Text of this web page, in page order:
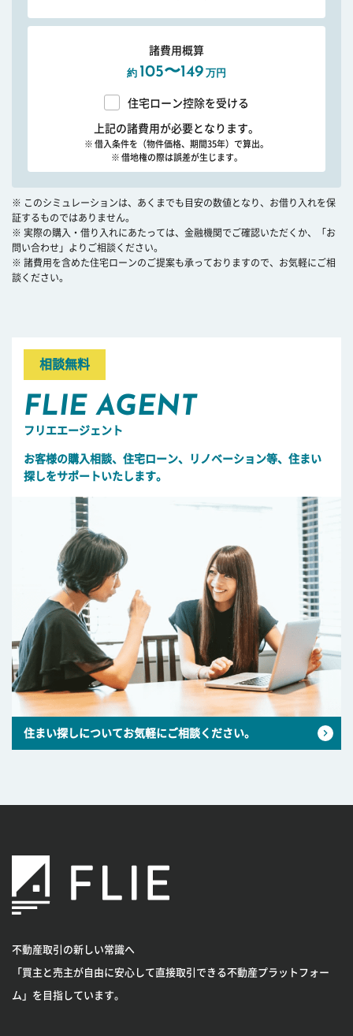
諸費用概算
約 105〜149 万円
住宅ローン控除を受ける
上記の諸費用が必要となります。
※ 借入条件を（物件価格、期間35年）で算出。
※ 借地権の際は誤差が生じます。
※ このシミュレーションは、あくまでも目安の数値となり、お借り入れを保
証するものではありません。
※ 実際の購入・借り入れにあたっては、金融機関でご確認いただくか、「お
問い合わせ」よりご相談ください。
※ 諸費用を含めた住宅ローンのご提案も承っておりますので、お気軽にご相
談ください。
相談無料
FLIE AGENT
フリエエージェント
お客様の購入相談、住宅ローン、リノベーション等、住まい
探しをサポートいたします。
住まい探しについてお気軽にご相談ください。
不動産取引の新しい常識へ
「買主と売主が自由に安心して直接取引できる不動産プラットフォー
ム」を目指しています。